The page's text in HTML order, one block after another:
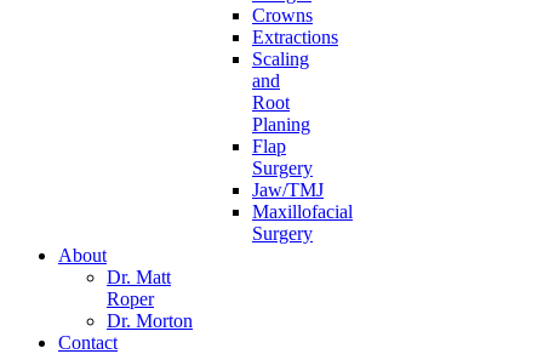
Crowns
Extractions
Scaling
and
Root
Planing
Flap
Surgery
Jaw/TMJ
Maxillofacial
Surgery
About
Dr. Matt
Roper
Dr. Morton
Contact